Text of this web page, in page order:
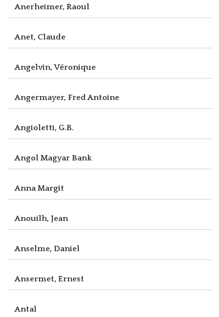
Anerheimer, Raoul
Anet, Claude
Angelvin, Véronique
Angermayer, Fred Antoine
Angioletti, G.B.
Angol Magyar Bank
Anna Margit
Anouilh, Jean
Anselme, Daniel
Ansermet, Ernest
Antal